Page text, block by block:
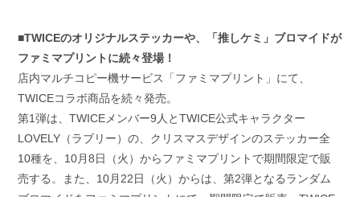
■TWICEのオリジナルステッカーや、「推しケミ」ブロマイドが
ファミマプリントに続々登場！
店内マルチコピー機サービス「ファミマプリント」にて、
TWICEコラボ商品を続々発売。
第1弾は、TWICEメンバー9人とTWICE公式キャラクター
LOVELY（ラブリー）の、クリスマスデザインのステッカー全
10種を、10月8日（火）からファミマプリントで期間限定で販
売する。また、10月22日（火）からは、第2弾となるランダム